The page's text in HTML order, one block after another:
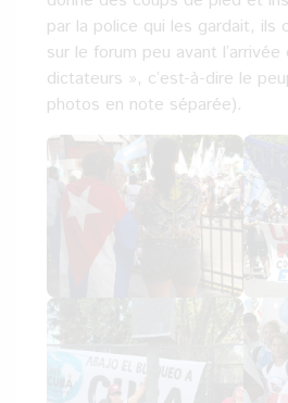
par la police qui les gardait, ils
sur le forum peu avant
dictateurs », c’est-à-dire le
photos en note séparée).